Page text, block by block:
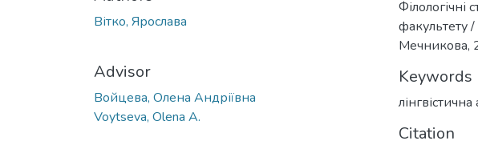
Вітко, Ярослава
Advisor
Войцева, Олена Андріївна
Voytseva, Olena A.
Філологічні
факультету /
Мечникова,
Keywords
лінгвістична
Citation